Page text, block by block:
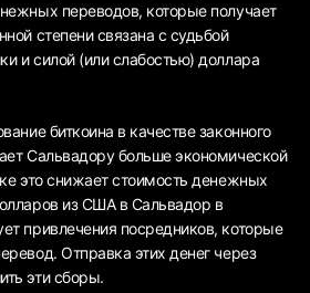
переводов, которые получает
степени связана с судьбой
и силой (или слабостью) доллара
биткоина в качестве законного
Сальвадору больше экономической
это снижает стоимость денежных
из США в Сальвадор в
привлечения посредников, которые
Отправка этих денег через
эти сборы.